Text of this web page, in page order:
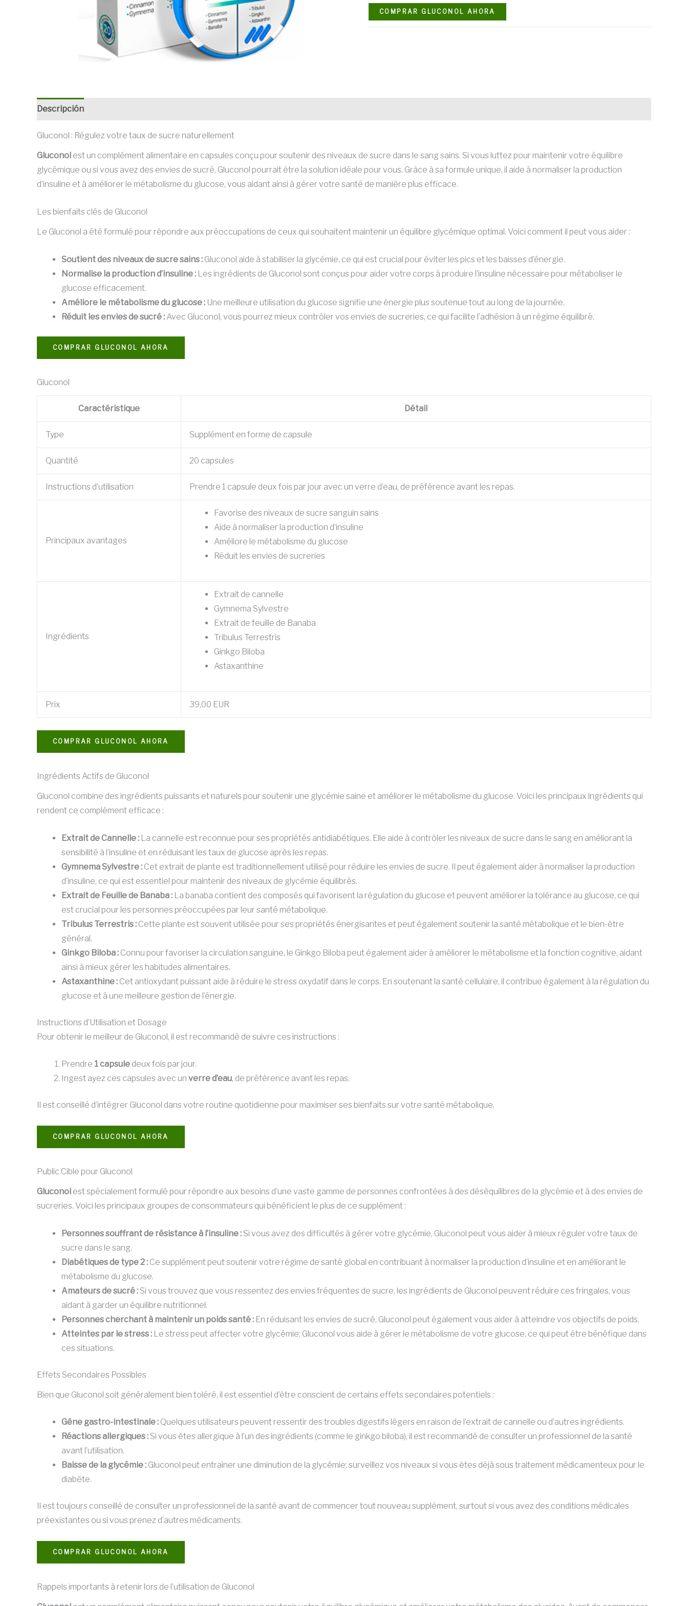
COMPRAR GLUCONOL AHORA
Descripción
Gluconol : Régulez votre taux de sucre naturellement
Gluconol est un complément alimentaire en capsules conçu pour soutenir des niveaux de sucre dans le sang sains. Si vous luttez pour maintenir votre équilibre
glycémique ou si vous avez des envies de sucré, Gluconol pourrait être la solution idéale pour vous. Grâce à sa formule unique, il aide à normaliser la production
d’insuline et à améliorer le métabolisme du glucose, vous aidant ainsi à gérer votre santé de manière plus efficace.
Les bienfaits clés de Gluconol
Le Gluconol a été formulé pour répondre aux préoccupations de ceux qui souhaitent maintenir un équilibre glycémique optimal. Voici comment il peut vous aider :
Soutient des niveaux de sucre sains : Gluconol aide à stabiliser la glycémie, ce qui est crucial pour éviter les pics et les baisses d’énergie.
Normalise la production d’insuline : Les ingrédients de Gluconol sont conçus pour aider votre corps à produire l’insuline nécessaire pour métaboliser le
glucose efficacement.
Améliore le métabolisme du glucose : Une meilleure utilisation du glucose signifie une énergie plus soutenue tout au long de la journée.
Réduit les envies de sucré : Avec Gluconol, vous pourrez mieux contrôler vos envies de sucreries, ce qui facilite l’adhésion à un régime équilibré.
COMPRAR GLUCONOL AHORA
Gluconol
Caractéristique Détail
Type Supplément en forme de capsule
Quantité 20 capsules
Instructions d’utilisation Prendre 1 capsule deux fois par jour avec un verre d’eau, de préférence avant les repas.
Principaux avantages
Favorise des niveaux de sucre sanguin sains
Aide à normaliser la production d’insuline
Améliore le métabolisme du glucose
Réduit les envies de sucreries
Ingrédients
Extrait de cannelle
Gymnema Sylvestre
Extrait de feuille de Banaba
Tribulus Terrestris
Ginkgo Biloba
Astaxanthine
Prix 39,00 EUR
COMPRAR GLUCONOL AHORA
Ingrédients Actifs de Gluconol
Gluconol combine des ingrédients puissants et naturels pour soutenir une glycémie saine et améliorer le métabolisme du glucose. Voici les principaux ingrédients qui
rendent ce complément efficace :
Extrait de Cannelle : La cannelle est reconnue pour ses propriétés antidiabétiques. Elle aide à contrôler les niveaux de sucre dans le sang en améliorant la
sensibilité à l’insuline et en réduisant les taux de glucose après les repas.
Gymnema Sylvestre : Cet extrait de plante est traditionnellement utilisé pour réduire les envies de sucre. Il peut également aider à normaliser la production
d’insuline, ce qui est essentiel pour maintenir des niveaux de glycémie équilibrés.
Extrait de Feuille de Banaba : La banaba contient des composés qui favorisent la régulation du glucose et peuvent améliorer la tolérance au glucose, ce qui
est crucial pour les personnes préoccupées par leur santé métabolique.
Tribulus Terrestris : Cette plante est souvent utilisée pour ses propriétés énergisantes et peut également soutenir la santé métabolique et le bien-être
général.
Ginkgo Biloba : Connu pour favoriser la circulation sanguine, le Ginkgo Biloba peut également aider à améliorer le métabolisme et la fonction cognitive, aidant
ainsi à mieux gérer les habitudes alimentaires.
Astaxanthine : Cet antioxydant puissant aide à réduire le stress oxydatif dans le corps. En soutenant la santé cellulaire, il contribue également à la régulation du
glucose et à une meilleure gestion de l’énergie.
Instructions d’Utilisation et Dosage
Pour obtenir le meilleur de Gluconol, il est recommandé de suivre ces instructions :
Prendre 1 capsule deux fois par jour.
Ingest ayez ces capsules avec un verre d’eau, de préférence avant les repas.
Il est conseillé d’intégrer Gluconol dans votre routine quotidienne pour maximiser ses bienfaits sur votre santé métabolique.
COMPRAR GLUCONOL AHORA
Public Cible pour Gluconol
Gluconol est spécialement formulé pour répondre aux besoins d’une vaste gamme de personnes confrontées à des déséquilibres de la glycémie et à des envies de
sucreries. Voici les principaux groupes de consommateurs qui bénéficient le plus de ce supplément :
Personnes souffrant de résistance à l’insuline : Si vous avez des difficultés à gérer votre glycémie, Gluconol peut vous aider à mieux réguler votre taux de
sucre dans le sang.
Diabétiques de type 2 : Ce supplément peut soutenir votre régime de santé global en contribuant à normaliser la production d’insuline et en améliorant le
métabolisme du glucose.
Amateurs de sucré : Si vous trouvez que vous ressentez des envies fréquentes de sucre, les ingrédients de Gluconol peuvent réduire ces fringales, vous
aidant à garder un équilibre nutritionnel.
Personnes cherchant à maintenir un poids santé : En réduisant les envies de sucré, Gluconol peut également vous aider à atteindre vos objectifs de poids.
Atteintes par le stress : Le stress peut affecter votre glycémie; Gluconol vous aide à gérer le métabolisme de votre glucose, ce qui peut être bénéfique dans
ces situations.
Effets Secondaires Possibles
Bien que Gluconol soit généralement bien toléré, il est essentiel d’être conscient de certains effets secondaires potentiels :
Gêne gastro-intestinale : Quelques utilisateurs peuvent ressentir des troubles digestifs légers en raison de l’extrait de cannelle ou d’autres ingrédients.
Réactions allergiques : Si vous êtes allergique à l’un des ingrédients (comme le ginkgo biloba), il est recommandé de consulter un professionnel de la santé
avant l’utilisation.
Baisse de la glycémie : Gluconol peut entraîner une diminution de la glycémie; surveillez vos niveaux si vous êtes déjà sous traitement médicamenteux pour le
diabète.
Il est toujours conseillé de consulter un professionnel de la santé avant de commencer tout nouveau supplément, surtout si vous avez des conditions médicales
préexistantes ou si vous prenez d’autres médicaments.
COMPRAR GLUCONOL AHORA
Rappels importants à retenir lors de l’utilisation de Gluconol